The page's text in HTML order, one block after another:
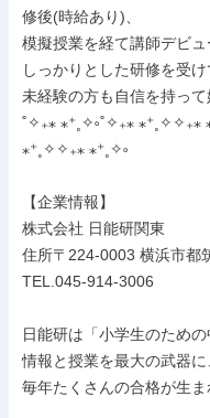
修後(時給あり)、
模擬授業を経て講師デビュ
しっかりとした研修を受
未経験の方も自信を持っ
˚✧₊⁎ ⁎⁺˳✧༚˚✧₊⁎ ⁎⁺˳✧✧₊⁎
⁎⁺˳✧✧₊⁎ ⁎⁺˳✧༚
【企業情報】
株式会社 日能研関東
住所〒224-0003 横浜市都
TEL.045-914-3006
日能研は「小学生のための
情報と授業を最大の武器に
毎年たくさんの合格が生ま